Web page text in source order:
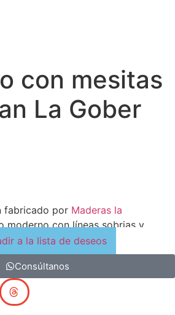
con mesitas
La Gober
fabricado por Maderas la
moderno con líneas sobrias y
mejores materias primas para
de dormitorio perfecto
a la lista de deseos
Consúltanos